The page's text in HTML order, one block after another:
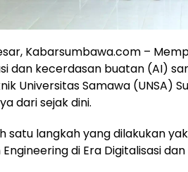
Kabarsumbawa.com –
dan kecerdasan buatan (AI)
Universitas Samawa (UNSA)
dari sejak dini.
satu langkah yang dilakukan
di Era Digitalisasi